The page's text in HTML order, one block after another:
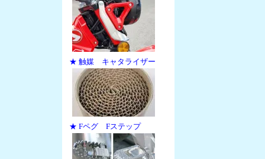
★ 触媒 キャタライザー
★ Fペグ Fステップ